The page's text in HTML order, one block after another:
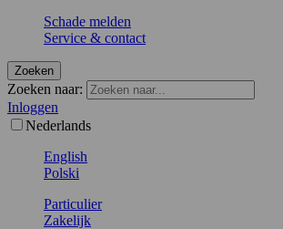
Schade melden
Service & contact
Zoeken
Zoeken naar:
Inloggen
Nederlands
English
Polski
Particulier
Zakelijk